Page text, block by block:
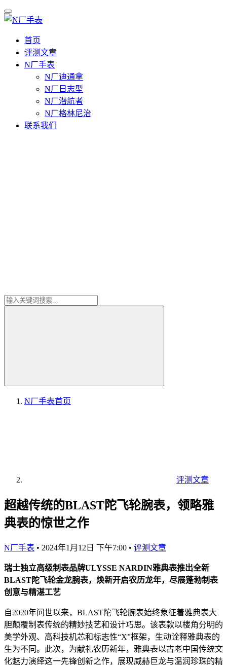
首页
评测文章
N厂手表
N厂迪通拿
N厂日志型
N厂潜航者
N厂格林尼治
联系我们
N厂手表首页
评测文章
超越传统的BLAST陀飞轮腕表，领略雅
典表的惊世之作
N厂手表 • 2024年1月12日 下午7:00 • 评测文章
瑞士独立高级制表品牌ULYSSE NARDIN雅典表推出全新
BLAST陀飞轮金龙腕表，焕新开启农历龙年，尽展蓬勃制表
创意与精湛工艺
自2020年问世以来，BLAST陀飞轮腕表始终象征着雅典表大
胆颠覆制表传统的精妙技艺和设计巧思。该表款以楼角分明的
美学外观、高科技机芯和标志性“X”框架，生动诠释雅典表的
生为不同。此次，为献礼农历新年，雅典表以古老中国传统文
化魅力演绎这一先锋创新之作，展现威赫巨龙与温润珍珠的精